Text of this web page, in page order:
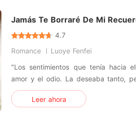
Jamás Te Borraré De Mi
4.7
Romance
Luoye Fenfei
"Los sentimientos que tenía hacia
amor y el odio. La deseaba tanto,
resentimiento que aún sentía por su
todo, Celia era la hija del hombre
Leer ahora